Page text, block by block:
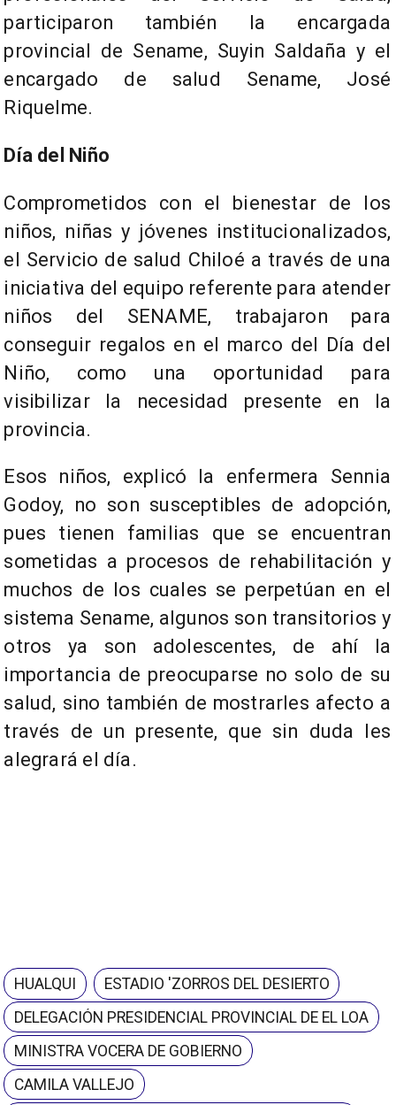
participaron también la encargada
provincial de Sename, Suyin Saldaña y el
encargado de salud Sename, José
Riquelme.
Día del Niño
Comprometidos con el bienestar de los
niños, niñas y jóvenes institucionalizados,
el Servicio de salud Chiloé a través de una
iniciativa del equipo referente para atender
niños del SENAME, trabajaron para
conseguir regalos en el marco del Día del
Niño, como una oportunidad para
visibilizar la necesidad presente en la
provincia.
Esos niños, explicó la enfermera Sennia
Godoy, no son susceptibles de adopción,
pues tienen familias que se encuentran
sometidas a procesos de rehabilitación y
muchos de los cuales se perpetúan en el
sistema Sename, algunos son transitorios y
otros ya son adolescentes, de ahí la
importancia de preocuparse no solo de su
salud, sino también de mostrarles afecto a
través de un presente, que sin duda les
alegrará el día.
HUALQUI
ESTADIO 'ZORROS DEL DESIERTO
DELEGACIÓN PRESIDENCIAL PROVINCIAL DE EL LOA
MINISTRA VOCERA DE GOBIERNO
CAMILA VALLEJO